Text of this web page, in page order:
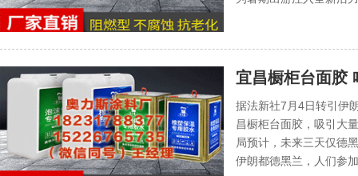
宜昌橱柜台面胶
消息人士：穆杰
心以列借机发动
据法新社7月4日转引伊
昌橱柜台面胶，吸引大
局预计，未来三天仅德
伊朗都德黑兰，人们参